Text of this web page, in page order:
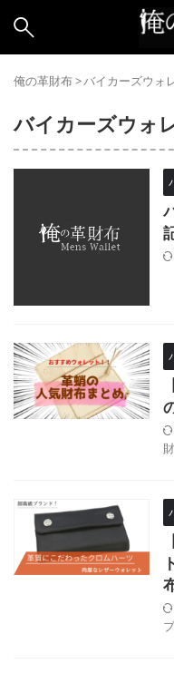
俺の革財布>バイカーズウォ
バイカーズウォ